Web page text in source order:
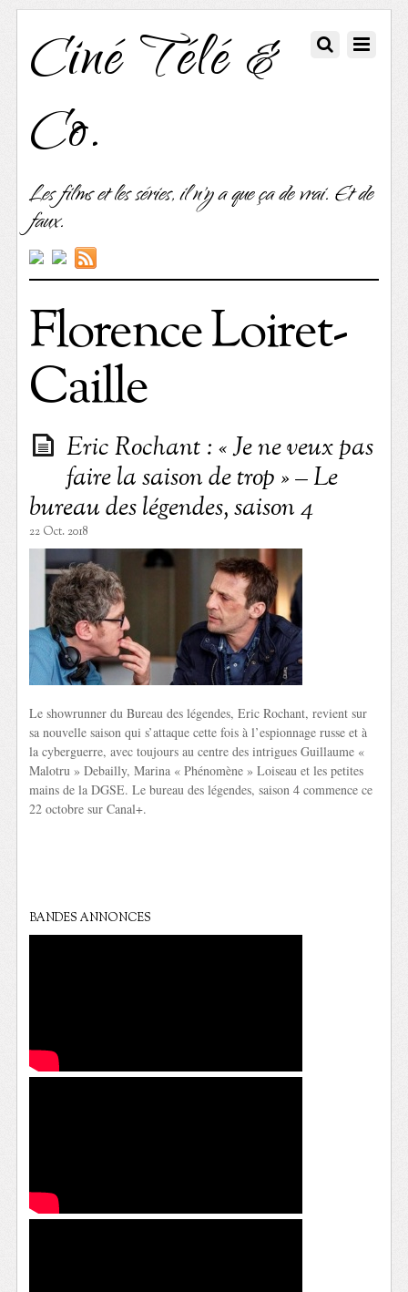
Ciné Télé &
Co.
Les films et les séries, il n'y a que ça de vrai. Et de
faux.
Florence Loiret-
Caille
Eric Rochant : « Je ne veux pas
faire la saison de trop » – Le
bureau des légendes, saison 4
22 Oct. 2018
Le showrunner du Bureau des légendes, Eric Rochant, revient sur
sa nouvelle saison qui s’attaque cette fois à l’espionnage russe et à
la cyberguerre, avec toujours au centre des intrigues Guillaume «
Malotru » Debailly, Marina « Phénomène » Loiseau et les petites
mains de la DGSE. Le bureau des légendes, saison 4 commence ce
22 octobre sur Canal+.
BANDES ANNONCES